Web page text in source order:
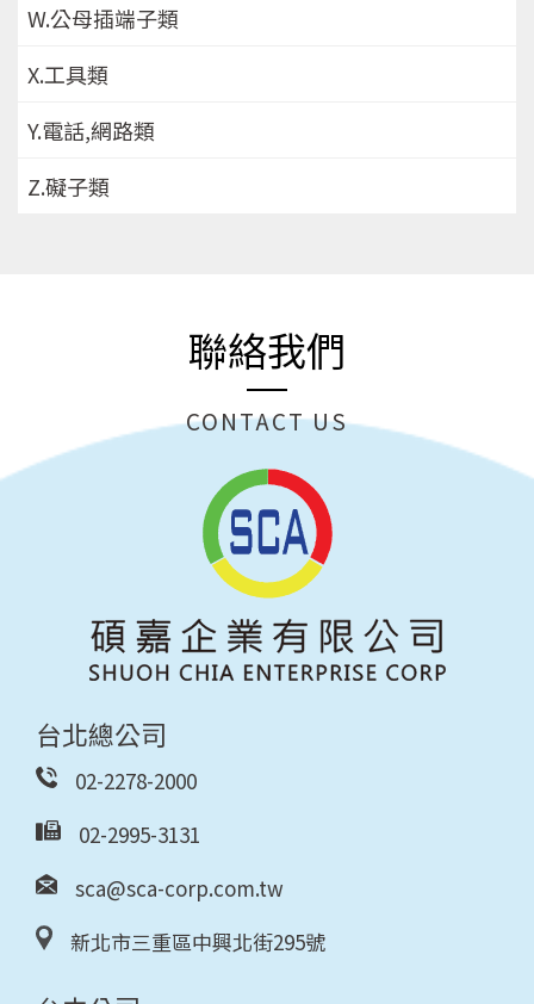
W.公母插端子類
X.工具類
Y.電話,網路類
Z.礙子類
聯絡我們
CONTACT US
台北總公司
02-2278-2000
02-2995-3131
sca@sca-corp.com.tw
新北市三重區中興北街295號